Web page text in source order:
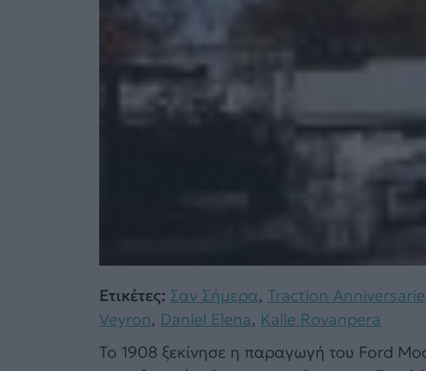
Ετικέτες: Σαν Σήμερα, Traction
Veyron, Daniel Elena, Kalle Rovanpera
Το 1908 ξεκίνησε η παραγωγή του Ford